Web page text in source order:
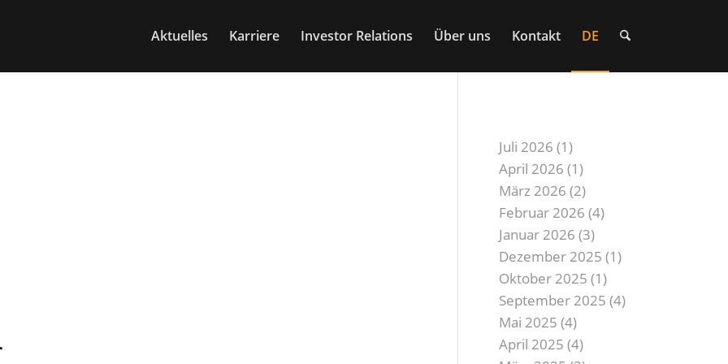
Aktuelles Karriere Investor Relations Über uns Kontakt DE
Juli 2026 (1)
April 2026 (1)
März 2026 (2)
Februar 2026 (4)
Januar 2026 (3)
Dezember 2025 (1)
Oktober 2025 (1)
September 2025 (4)
Mai 2025 (4)
April 2025 (4)